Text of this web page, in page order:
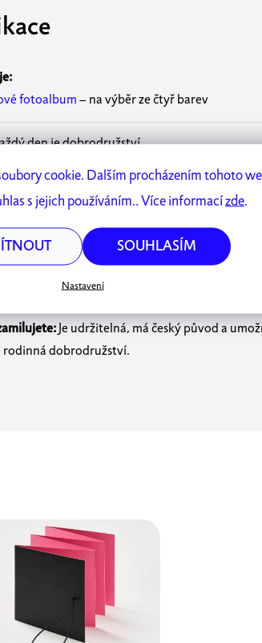
cookie. Dalším procházením tohoto
s jejich používáním.. Více informacízde.
Nastavení
SOUHLASÍM
fotoalbum – na výběr ze čtyř barev
den je dobrodružství
mt washi pásku matte yellow
20 x 20 cm, aby padlo i do dětských ruček
20, kam se vejde až 40 fotek velikosti 9x13 cm
Je udržitelná, má český původ a
rodinná dobrodružství.